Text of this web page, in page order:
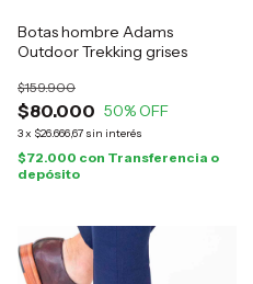
Botas hombre Adams
Outdoor Trekking grises
$80.000
$159.900
50% OFF
3x $26.666,67 sin interés
$72.000 con Transferencia o
depósito